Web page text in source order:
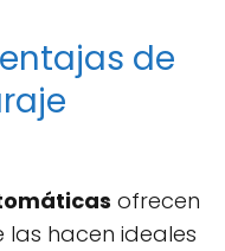
de
ofrecen
las hacen ideales